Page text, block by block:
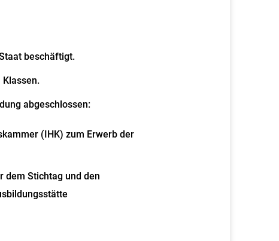
beschäftigt.
abgeschlossen:
(IHK) zum Erwerb der
dem Stichtag und den